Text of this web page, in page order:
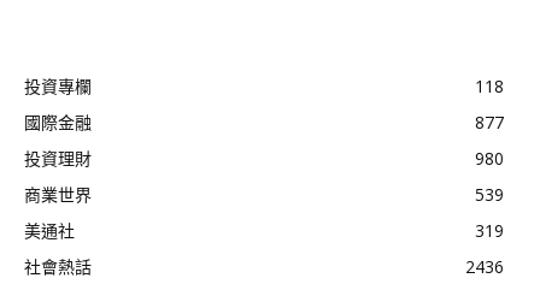
投資專欄
118
國際金融
877
投資理財
980
商業世界
539
美通社
319
社會熱話
2436